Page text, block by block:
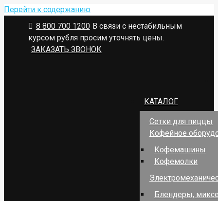
Перейти к содержанию
8 800 700 1200 В связи с нестабильным
курсом рубля просим уточнять цены.
ЗАКАЗАТЬ ЗВОНОК
КАТАЛОГ
Сетки для пиццы
Кофейное
Кофемашины
Кофемолки
Блендеры,